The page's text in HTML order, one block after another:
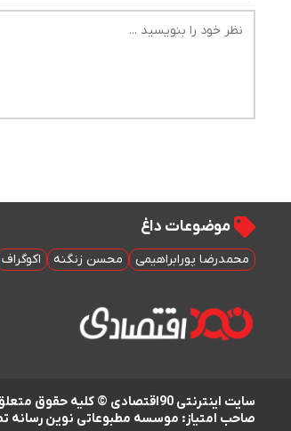
موضوعات داغ
محمدرضا پورابراهیمی محسن زنگنه اکوگراف
سایت اینترنتی 90اقتصادی © کلیه حقوق متعلق به سایت اینترنتی 90اقتصادی است
صاحب امتیاز: موسسه مطبوعاتی نوین رسانه